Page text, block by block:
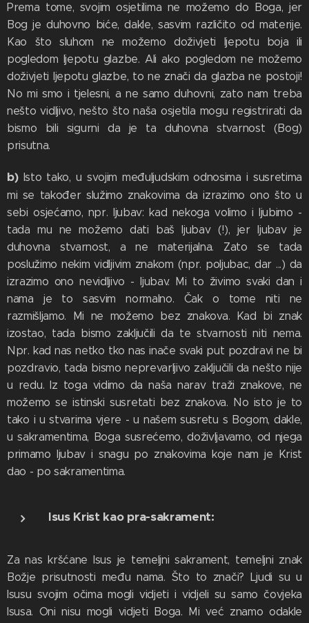
Prema tome, svojim osjetilima ne možemo do Boga, jer
Bog je duhovno biće, dakle, sasvim različito od materije.
Kao što sluhom ne možemo doživjeti ljepotu boja ili
pogledom ljepotu glazbe. Ali ako pogledom ne možemo
doživjeti ljepotu glazbe, to ne znači da glazba ne postoji!
No mi smo i tjelesni, a ne samo duhovni, zato nam treba
nešto vidljivo, nešto što naša osjetila mogu registrirati da
bismo bili sigurni da je ta duhovna stvarnost (Bog)
prisutna.
b) Isto tako, u svojim međuljudskim odnosima i susretima
mi se također služimo znakovima da izrazimo ono što u
sebi osjećamo, npr. ljubav: kad nekoga volimo i ljubimo -
tada mu ne možemo dati baš ljubav (!), jer ljubav je
duhovna stvarnost, a ne materijalna. Zato se tada
poslužimo nekim vidljivim znakom (npr. poljubac, dar ...) da
izrazimo ono nevidljivo - ljubav. Mi to živimo svaki dan i
nama je to sasvim normalno. Čak o tome niti ne
razmišljamo. Mi ne možemo bez znakova. Kad bi znak
izostao, tada bismo zaključili da te stvarnosti niti nema.
Npr. kad nas netko tko nas inače svaki put pozdravi ne bi
pozdravio, tada bismo neprevarljivo zaključili da nešto nije
u redu. Iz toga vidimo da naša narav traži znakove, ne
možemo se istinski susretati bez znakova. No isto je to
tako i u stvarima vjere - u našem susretu s Bogom, dakle,
u sakramentima, Boga susrećemo, doživljavamo, od njega
primamo ljubav i snagu po znakovima koje nam je Krist
dao - po sakramentima.
Isus Krist kao pra-sakrament:
Za nas kršćane Isus je temeljni sakrament, temeljni znak
Božje prisutnosti među nama. Što to znači? Ljudi su u
Isusu svojim očima mogli vidjeti i vidjeli su samo čovjeka
Isusa. Oni nisu mogli vidjeti Boga. Mi već znamo odakle